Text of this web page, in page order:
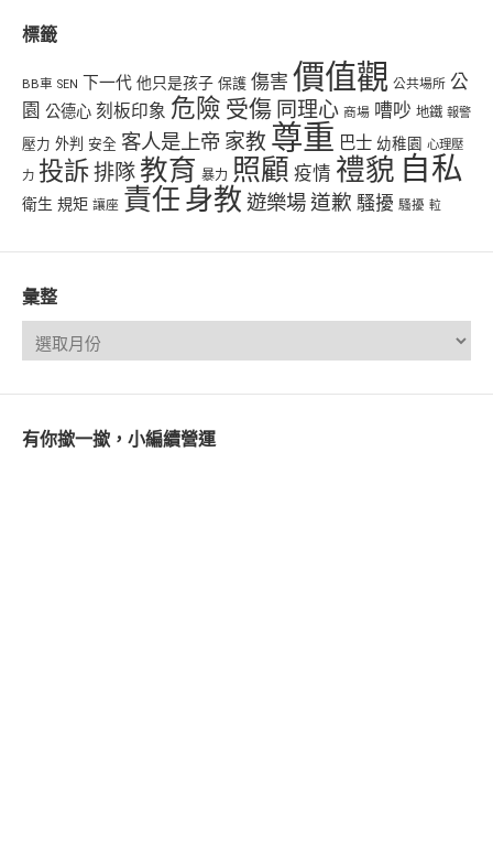
標籤
BB車 SEN 下一代 他只是孩子 保護 傷害 價值觀 公共場所 公
園 公德心 刻板印象 危險 受傷 同理心 商場 嘈吵 地鐵 報警
壓力 外判 安全 客人是上帝 家教 尊重 巴士 幼稚園 心理壓
力 投訴排隊 教育 暴力 照顧 疫情 禮貌 自私
衛生 規矩 讓座 責任 身教 遊樂場道歉 騷擾 騷擾 𨋢
彙整
有你撳一撳，小編續營運